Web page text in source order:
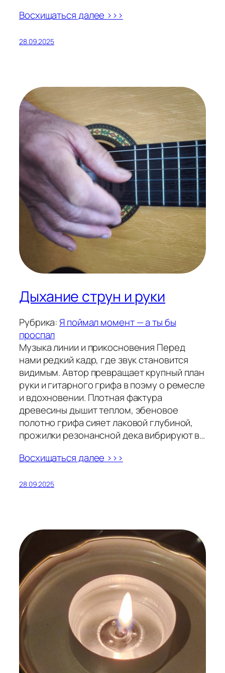
Восхищаться далее >>>
28.09.2025
Дыхание струн и руки
Рубрика: Я поймал момент — а ты бы
проспал
Музыка линии и прикосновения Перед
нами редкий кадр, где звук становится
видимым. Автор превращает крупный план
руки и гитарного грифа в поэму о ремесле
и вдохновении. Плотная фактура
древесины дышит теплом, эбеновое
полотно грифа сияет лаковой глубиной,
прожилки резонансной дека вибрируют в…
Восхищаться далее >>>
28.09.2025